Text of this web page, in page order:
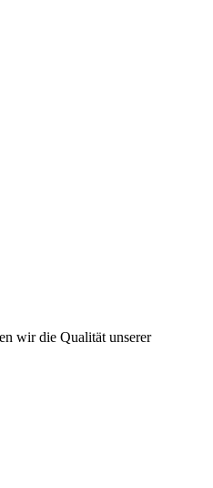
wir die Qualität unserer